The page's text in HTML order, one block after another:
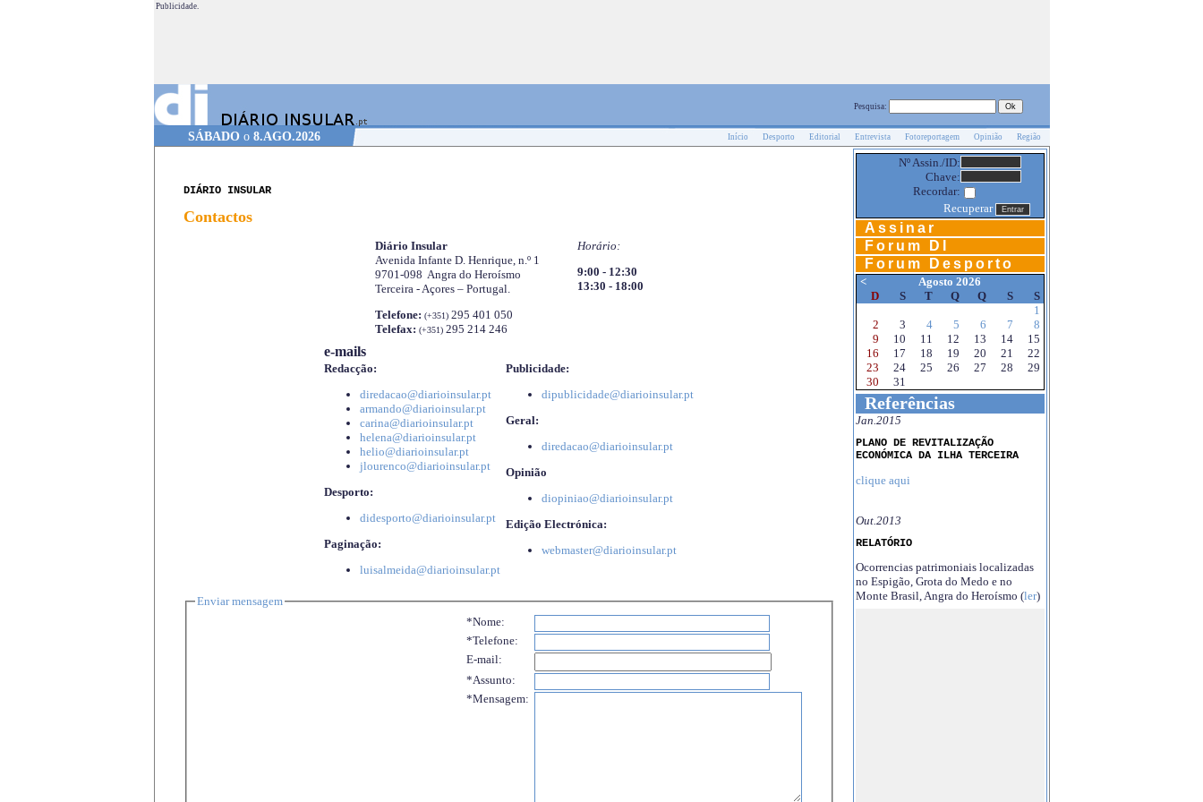
Publicidade.
Pesquisa:
SÁBADO o 8.AGO.2026 Início Desporto Editorial Entrevista Fotoreportagem Opinião Região
DIÁRIO INSULAR
Contactos
Diário Insular
Avenida Infante D. Henrique, n.º 1
9701-098 Angra do Heroísmo
Terceira - Açores – Portugal.
Telefone: (+351)295 401 050
Telefax: (+351)295 214 246
Horário:
9:00 - 12:30
13:30 - 18:00
e-mails
Redacção:
diredacao@diarioinsular.pt
armando@diarioinsular.pt
carina@diarioinsular.pt
helena@diarioinsular.pt
helio@diarioinsular.pt
jlourenco@diarioinsular.pt
Desporto:
didesporto@diarioinsular.pt
Paginação:
luisalmeida@diarioinsular.pt
Publicidade:
dipublicidade@diarioinsular.pt
Geral:
diredacao@diarioinsular.pt
Opinião
diopiniao@diarioinsular.pt
Edição Electrónica:
webmaster@diarioinsular.pt
Enviar mensagem
*Nome:
*Telefone:
E-mail:
*Assunto:
*Mensagem:
Nº Assin./ID:
Chave:
Recordar:
Recuperar
Assinar
Forum DI
Forum Desporto
<
Agosto 2026
D
S T Q Q S
S
1
2
3 4 5 6 7
8
9
10 11 12 13 14
15
16
17 18 19 20 21
22
23
24 25 26 27 28
29
30
31
Referências
Jan.2015
PLANO DE REVITALIZAÇÃO
ECONÓMICA DA ILHA TERCEIRA
clique aqui
Out.2013
RELATÓRIO
Ocorrencias patrimoniais localizadas
no Espigão, Grota do Medo e no
Monte Brasil, Angra do Heroísmo (ler)